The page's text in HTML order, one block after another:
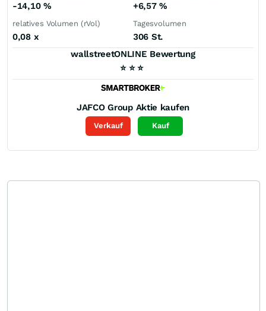
-14,10 % +6,57%
relatives Volumen (rVol)
0,08 x
Tagesvolumen
306 St.
wallstreetONLINE Bewertung
⭐ ⭐ ⭐
JAFCO Group Aktie kaufen
Verkauf Kauf